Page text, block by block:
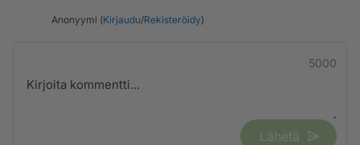
Anonyymi (Kirjaudu/Rekisteröidy)
5000
Lähetä